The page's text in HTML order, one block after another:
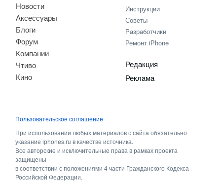
Новости
Аксессуары
Блоги
Форум
Компании
Чтиво
Кино
Инструкции
Советы
Разработчики
Ремонт iPhone
Редакция
Реклама
Пользовательское соглашение
При использовании любых материалов с сайта обязательно
указание iphones.ru в качестве источника.
Все авторские и исключительные права в рамках проекта
защищены
в соответствии с положениями 4 части Гражданского Кодекса
Российской Федерации.